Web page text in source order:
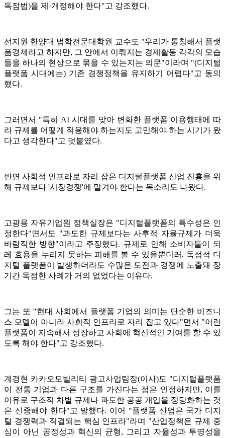
독점법)을 제·개정해야 한다"고 강조했다.
선지원 한양대 법학전문대학원 교수도 "우리가 통칭해서 플랫
폼경제라고 하지만, 그 안에서 이뤄지는 경제활동 각각의 모습
들을 하나의 현상으로 묶을 수 있는지는 의문"이라며 "(디지털
플랫폼 시대에는) 기존 경쟁정책을 유지하기 어렵다"고 동의
했다.
그러면서 "특히 AI 시대를 맞아 변화한 플랫폼 이용행태에 따
라 규제를 어떻게 적용해야 하는지도 고민해야 하는 시기가 왔
다고 생각한다"고 덧붙였다.
반면 사회적 인프라로 자리 잡은 디지털플랫폼 산업 진흥을 위
해 규제보다 '시장경쟁'에 맡겨야 한다는 목소리도 나왔다.
고광용 자유기업원 정책실장은 "디지털플랫폼의 특수성은 인
정한다"면서도 "과도한 규제보다는 사후적 자율규제가 더욱
바람직한 방향"이라고 주장했다. 규제로 인해 소비자들이 되
레 효용을 누리지 못하는 피해를 볼 수 있을뿐더러, 독점적 디
지털 플랫폼이 발생하더라도 수많은 도전과 경쟁에 노출돼 장
기간 독점한 사례가 거의 없었다는 이유다.
그는 또 "현대 사회에서 플랫폼 기업의 의미는 단순한 비즈니
스 모델이 아니라 사회적 인프라로 자리 잡고 있다"면서 "이런
플랫폼이 지속해서 성장하고 사회에 혁신적인 기여를 할 수 있
도록 해야 한다"고 강조했다.
계경현 카카오모빌리티 광고사업팀장(이사)도 "디지털플랫폼
이 전통 기업과 다른 구조를 가진다는 점은 인정하지만, 이를
이유로 구조적 차별 규제나 과도한 공공 개입을 정당화하는 것
은 신중해야 한다"고 말했다. 이어 "플랫폼 산업은 국가 디지
털 경쟁력과 직결되는 핵심 인프라"라며 "산업정책은 규제 중
심이 아닌 공정성과 혁신의 균형, 그리고 자율성과 투명성을